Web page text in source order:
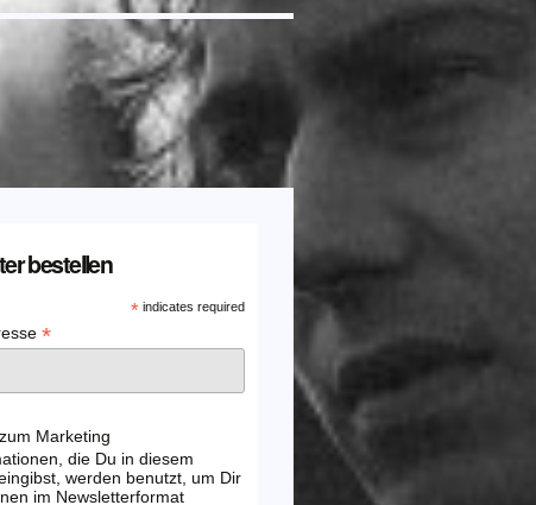
bestellen
*indicates required
*
Marketing
die Du in diesem
werden benutzt, um Dir
im Newsletterformat